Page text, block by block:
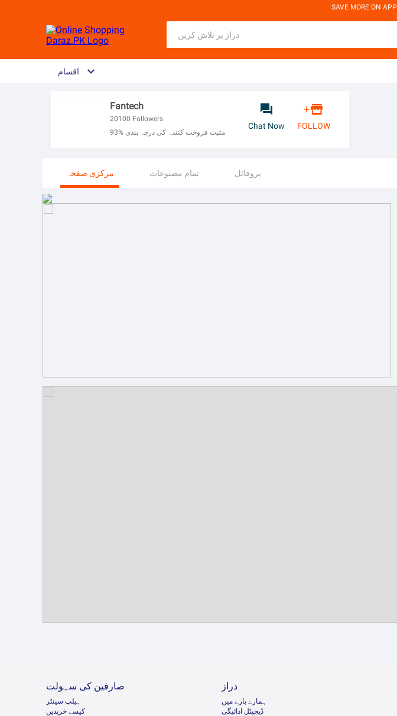
SAVE MORE ON APP
اقسام
Fantech
20100 Followers
93% مثبت فروخت کنندہ کی درجہ بندی

Chat Now
+
FOLLOW
مرکزی صفحہ تمام مصنوعات پروفائل
صارفین کی سہولت
ہیلپ سینٹر
کیسے خریدیں
دراز
ہمارے بارے میں
ڈیجیٹل ادائیگی